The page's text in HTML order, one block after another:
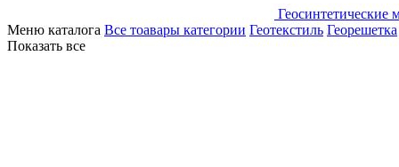
Геосинтетические
Меню каталога Все тоавары категории Геотекстиль Георешетка
Показать все